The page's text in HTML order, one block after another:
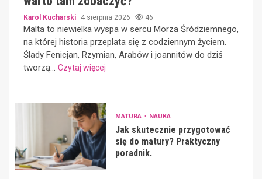
Karol Kucharski 4 sierpnia 2026 46
Malta to niewielka wyspa w sercu Morza Śródziemnego,
na której historia przeplata się z codziennym życiem.
Ślady Fenicjan, Rzymian, Arabów i joannitów do dziś
tworzą... Czytaj więcej
MATURA NAUKA
Jak skutecznie przygotować
się do matury? Praktyczny
poradnik.